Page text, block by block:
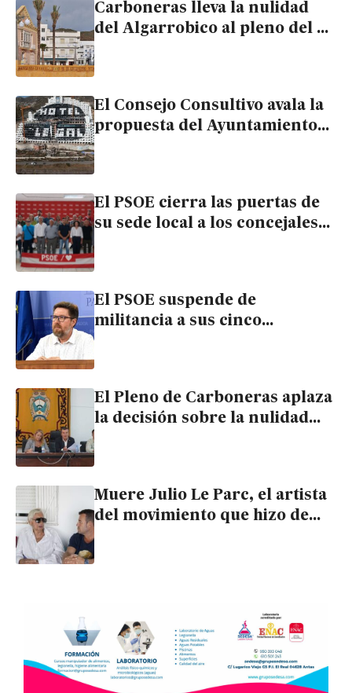
Carboneras lleva la nulidad
del Algarrobico al pleno del 7
El Consejo Consultivo avala la
propuesta del Ayuntamiento
El PSOE cierra las puertas de
su sede local a los concejales
El PSOE suspende de
militancia a sus cinco
El Pleno de Carboneras aplaza
la decisión sobre la nulidad
Muere Julio Le Parc, el artista
del movimiento que hizo de